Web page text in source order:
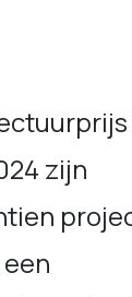
zijn